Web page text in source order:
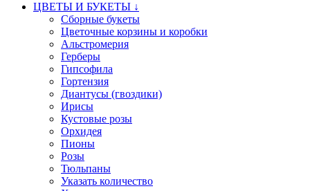
ЦВЕТЫ И БУКЕТЫ ↓
Сборные букеты
Цветочные корзины и коробки
Альстромерия
Герберы
Гипсофила
Гортензия​
Диантусы (гвоздики)
Ирисы
Кустовые розы
Орхидея
Пионы
Розы
Тюльпаны
Указать количество